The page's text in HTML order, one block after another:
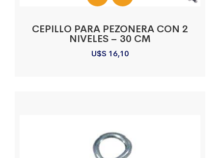
CEPILLO PARA PEZONERA CON 2
NIVELES – 30 CM
U$S 16,10